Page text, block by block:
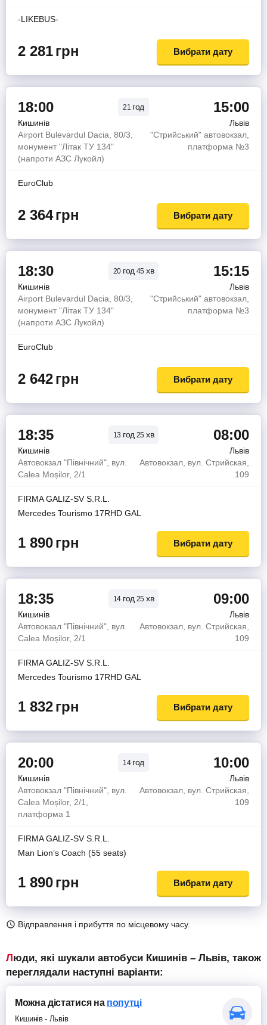
-LIKEBUS-
2 281грн Вибрати дату
18:00 21 год 15:00
Кишинів
Львів
Airport Bulevardul Dacia, 80/3,
монумент "Літак ТУ 134"
(напроти АЗС Лукойл)
"Стрийський" автовокзал,
платформа №3
EuroClub
2 364грн Вибрати дату
18:30 20 год 45 хв 15:15
Кишинів
Львів
Airport Bulevardul Dacia, 80/3,
монумент "Літак ТУ 134"
(напроти АЗС Лукойл)
"Стрийський" автовокзал,
платформа №3
EuroClub
2 642грн Вибрати дату
18:35 13 год 25 хв 08:00
Кишинів
Львів
Автовокзал "Північний", вул.
Calea Moșilor, 2/1
Автовокзал, вул. Стрийская,
109
FIRMA GALIZ-SV S.R.L.
Mercedes Tourismo 17RHD GAL
1 890грн Вибрати дату
18:35 14 год 25 хв 09:00
Кишинів
Львів
Автовокзал "Північний", вул.
Calea Moșilor, 2/1
Автовокзал, вул. Стрийская,
109
FIRMA GALIZ-SV S.R.L.
Mercedes Tourismo 17RHD GAL
1 832грн Вибрати дату
20:00 14 год 10:00
Кишинів
Львів
Автовокзал "Північний", вул.
Calea Moșilor, 2/1,
платформа 1
Автовокзал, вул. Стрийская,
109
FIRMA GALIZ-SV S.R.L.
Man Lion’s Coach (55 seats)
1 890грн Вибрати дату
Відправлення і прибуття по місцевому часу.
Люди, які шукали автобуси Кишинів – Львів, також
переглядали наступні варіанти:
Можна дістатисяна попутці
Кишинів- Львів